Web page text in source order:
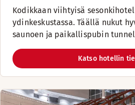
Kodikkaan viihtyisä
ydinkeskustassa. Täällä nukut
saunoen ja paikallispubin
Katso hotellin